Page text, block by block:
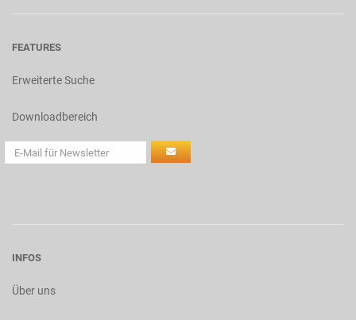
FEATURES
Erweiterte Suche
Downloadbereich
INFOS
Über uns